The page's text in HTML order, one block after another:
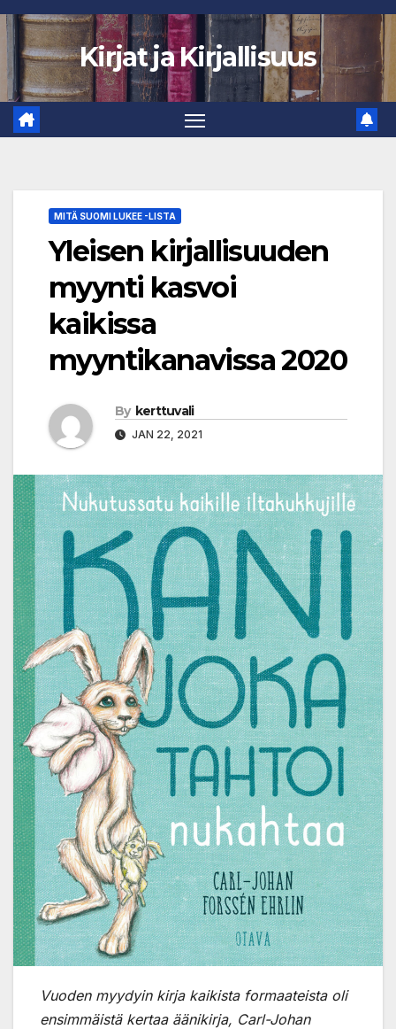
Skip
content
Kirjat ja Kirjallisuus
MITÄ SUOMI LUKEE -LISTA
Yleisen kirjallisuuden
myynti kasvoi
kaikissa
myyntikanavissa 2020
By kerttuvali
JAN 22, 2021
Vuoden myydyin kirja kaikista formaateista oli
ensimmäistä kertaa äänikirja, Carl-Johan